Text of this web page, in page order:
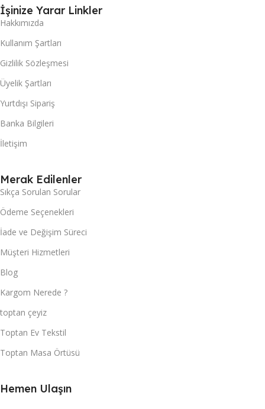
İşinize Yarar Linkler
Hakkımızda
Kullanım Şartları
Gizlilik Sözleşmesi
Üyelik Şartları
Yurtdışı Sipariş
Banka Bilgileri
İletişim
Merak Edilenler
Sıkça Sorulan Sorular
Ödeme Seçenekleri
İade ve Değişim Süreci
Müşteri Hizmetleri
Blog
Kargom Nerede ?
toptan çeyiz
Toptan Ev Tekstil
Toptan Masa Örtüsü
Hemen Ulaşın